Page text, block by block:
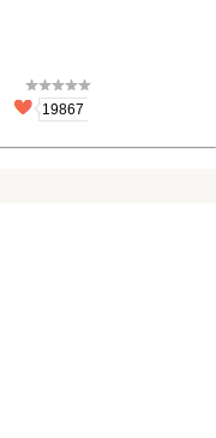
19867